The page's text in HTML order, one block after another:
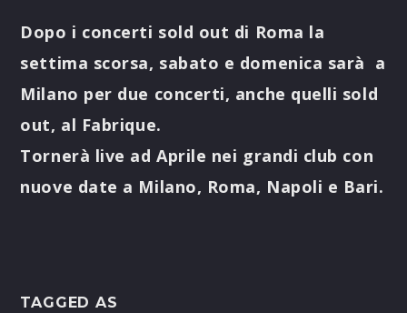
Dopo i concerti sold out di Roma la
settima scorsa, sabato e domenica sarà a
Milano per due concerti, anche quelli sold
out, al Fabrique.
Tornerà live ad Aprile nei grandi club con
nuove date a Milano, Roma, Napoli e Bari.
TAGGED AS